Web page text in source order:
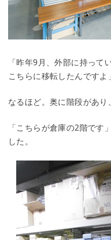
「昨年9月、外部に持って
こちらに移転したんですよ
なるほど。奥に階段があり
「こちらが倉庫の2階です
した。